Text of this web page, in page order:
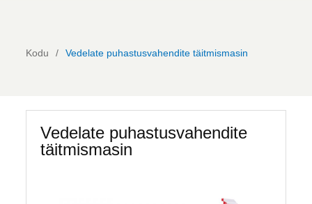
Kodu Vedelate puhastusvahendite täitmismasin
Vedelate puhastusvahendite
täitmismasin